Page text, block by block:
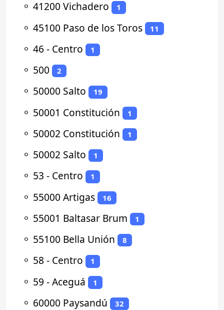
⚬ 41200 Vichadero 1
⚬ 45100 Paso de los Toros 11
⚬ 46 - Centro 1
⚬ 500 2
⚬ 50000 Salto 19
⚬ 50001 Constitución 1
⚬ 50002 Constitución 1
⚬ 50002 Salto 1
⚬ 53 - Centro 1
⚬ 55000 Artigas 16
⚬ 55001 Baltasar Brum 1
⚬ 55100 Bella Unión 8
⚬ 58 - Centro 1
⚬ 59 - Aceguá 1
⚬ 60000 Paysandú 32